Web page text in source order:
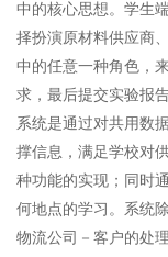
中的核心思想。学生
择扮演原材料供应商
中的任意一种角色，
求，最后提交实验报
系统是通过对共用数
撑信息，满足学校对
种功能的实现；同时
何地点的学习。系统
物流公司－客户的处